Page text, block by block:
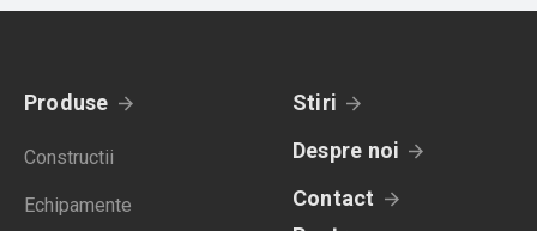
Produse
Constructii
Echipamente
Stiri
Despre noi
Contact